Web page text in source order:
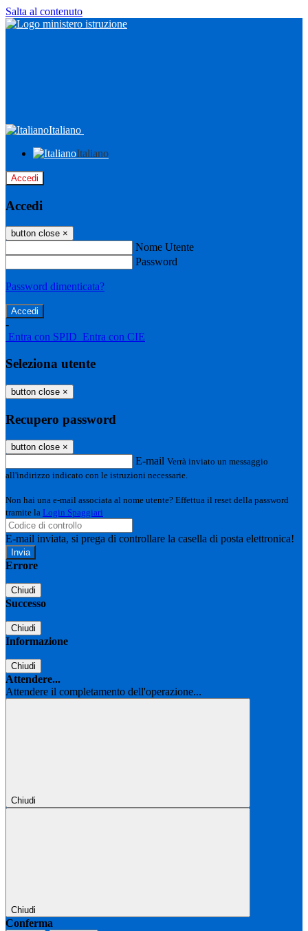
Salta al contenuto
Italiano
Italiano
Accedi
Accedi
button close ×
Nome Utente
Password
Password dimenticata?
-
Entra con SPID Entra con CIE
Seleziona utente
button close ×
Recupero password
button close ×
E-mail Verrà inviato un messaggio
all'indirizzo indicato con le istruzioni necessarie.
Non hai una e-mail associata al nome utente? Effettua il reset della password
tramite la Login Spaggiari
E-mail inviata, si prega di controllare la casella di posta elettronica!
Errore
Chiudi
Successo
Chiudi
Informazione
Chiudi
Attendere...
Attendere il completamento dell'operazione...
Chiudi
Chiudi
Conferma